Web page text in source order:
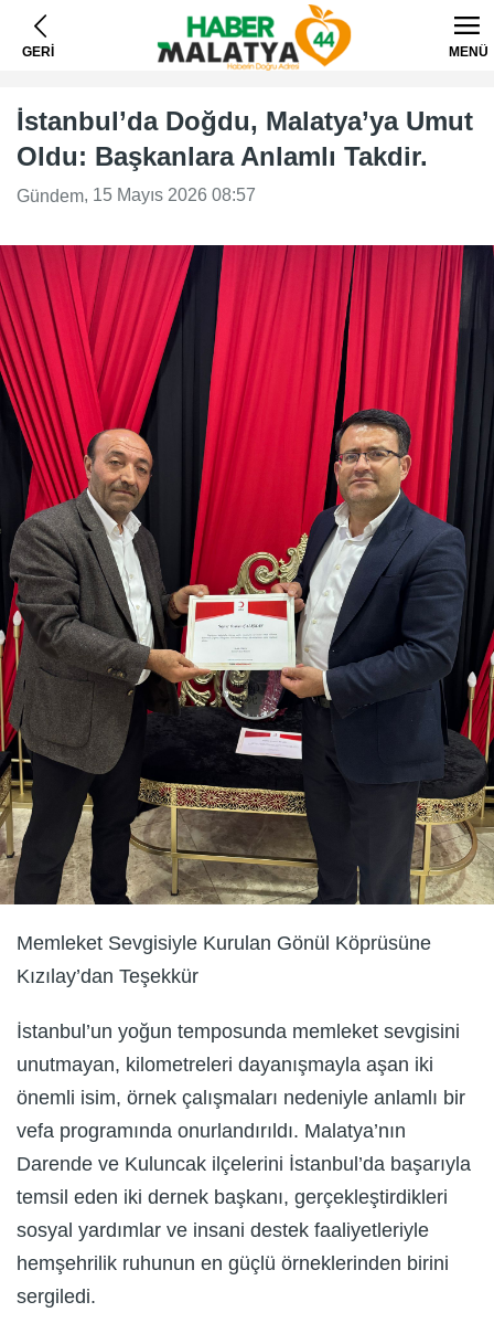
GERİ MENÜ
İstanbul’da Doğdu, Malatya’ya Umut
Oldu: Başkanlara Anlamlı Takdir.
Gündem, 15 Mayıs 2026 08:57
Memleket Sevgisiyle Kurulan Gönül Köprüsüne
Kızılay’dan Teşekkür
İstanbul’un yoğun temposunda memleket sevgisini
unutmayan, kilometreleri dayanışmayla aşan iki
önemli isim, örnek çalışmaları nedeniyle anlamlı bir
vefa programında onurlandırıldı. Malatya’nın
Darende ve Kuluncak ilçelerini İstanbul’da başarıyla
temsil eden iki dernek başkanı, gerçekleştirdikleri
sosyal yardımlar ve insani destek faaliyetleriyle
hemşehrilik ruhunun en güçlü örneklerinden birini
sergiledi.